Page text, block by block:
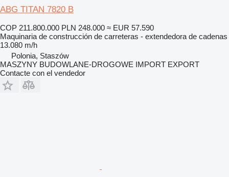
ABG TITAN 7820 B
COP 211.800.000 PLN 248.000 ≈ EUR 57.590
Maquinaria de construcción de carreteras - extendedora de cadenas
13.080 m/h
Polonia, Staszów
MASZYNY BUDOWLANE-DROGOWE IMPORT EXPORT
Contacte con el vendedor